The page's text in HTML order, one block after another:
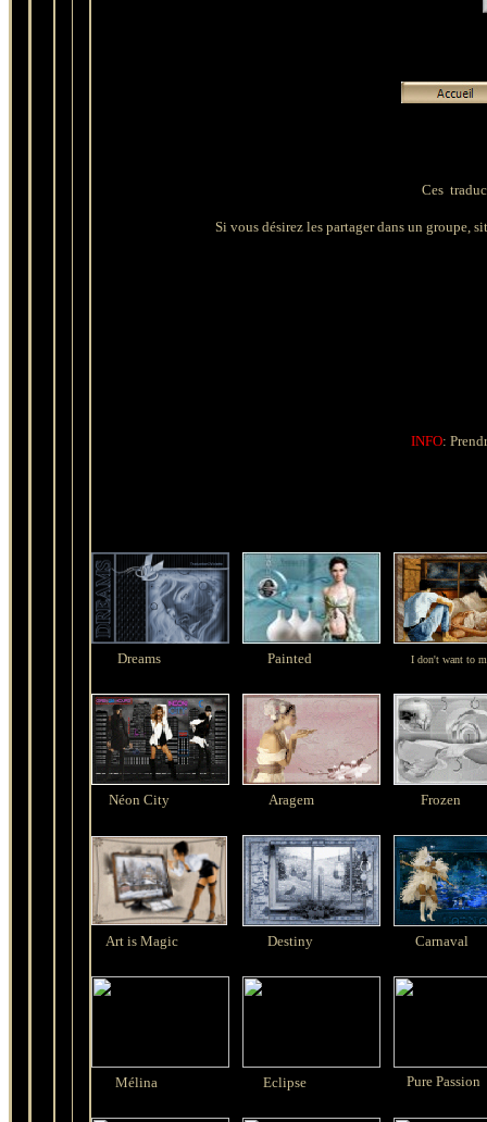
Ces
Si vous désirez les partager dans un groupe,
INFO:
Dreams Painted I don't want to
Néon City Aragem Frozen
Art is Magic Destiny Carnaval
Mélina Eclipse Pure Passion